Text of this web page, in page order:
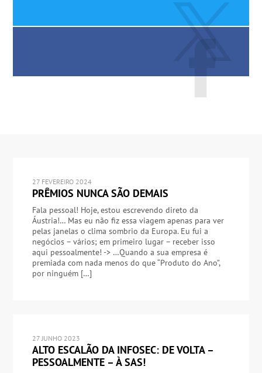
27 FEVEREIRO 2024
PRÊMIOS NUNCA SÃO DEMAIS
Fala pessoal! Hoje, estou escrevendo direto da
Áustria!… Mas eu não fiz essa viagem apenas para ver
pelas janelas o clima sombrio da Europa. Eu fui a
negócios – vários; em primeiro lugar – receber isso
aqui pessoalmente! -> …Quando a sua empresa é
premiada com nada menos do que “Produto do Ano”,
por ninguém […]
27 JUNHO 2023
ALTO ESCALÃO DA INFOSEC: DE VOLTA –
PESSOALMENTE – À SAS!